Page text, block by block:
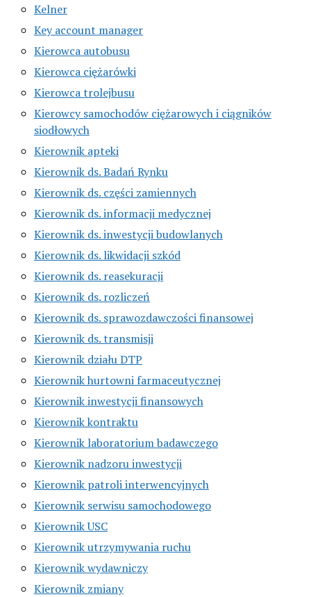
Kelner
Key account manager
Kierowca autobusu
Kierowca ciężarówki
Kierowca trolejbusu
Kierowcy samochodów ciężarowych i ciągników
siodłowych
Kierownik apteki
Kierownik ds. Badań Rynku
Kierownik ds. części zamiennych
Kierownik ds. informacji medycznej
Kierownik ds. inwestycji budowlanych
Kierownik ds. likwidacji szkód
Kierownik ds. reasekuracji
Kierownik ds. rozliczeń
Kierownik ds. sprawozdawczości finansowej
Kierownik ds. transmisji
Kierownik działu DTP
Kierownik hurtowni farmaceutycznej
Kierownik inwestycji finansowych
Kierownik kontraktu
Kierownik laboratorium badawczego
Kierownik nadzoru inwestycji
Kierownik patroli interwencyjnych
Kierownik serwisu samochodowego
Kierownik USC
Kierownik utrzymywania ruchu
Kierownik wydawniczy
Kierownik zmiany